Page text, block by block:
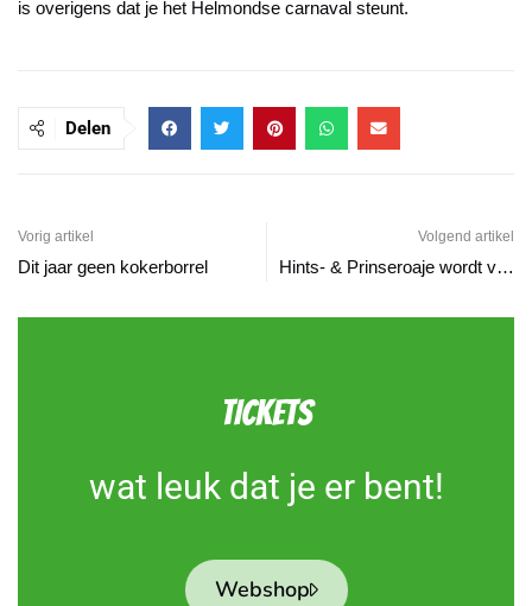
is overigens dat je het Helmondse carnaval steunt.
Delen
Vorig artikel
Dit jaar geen kokerborrel
Volgend artikel
Hints- & Prinseroaje wordt vervangen door De Slimste CarnavalsMens
TICKETS
wat leuk dat je er bent!
Webshop